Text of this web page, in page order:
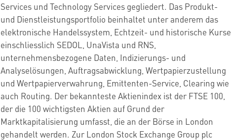
Services und Technology Services gegliedert. Das Produkt-
und Dienstleistungsportfolio beinhaltet unter anderem das
elektronische Handelssystem, Echtzeit- und historische Kurse
einschliesslich SEDOL, UnaVista und RNS,
unternehmensbezogene Daten, Indizierungs- und
Analyselösungen, Auftragsabwicklung, Wertpapierzustellung
und Wertpapierverwahrung, Emittenten-Service, Clearing wie
auch Routing. Der bekannteste Aktienindex ist der FTSE 100,
der die 100 wichtigsten Aktien auf Grund der
Marktkapitalisierung umfasst, die an der Börse in London
gehandelt werden. Zur London Stock Exchange Group plc